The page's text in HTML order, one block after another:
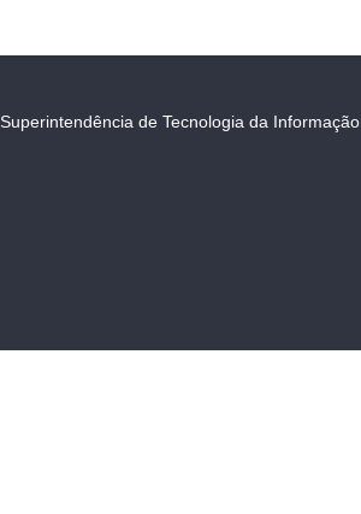
Superintendência de Tecnologia da Informação